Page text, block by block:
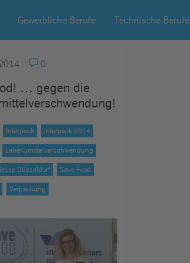
Gewerbliche Berufe Technische Berufe
0
… gegen die
Interpack Interpack 2014
Lebensmittelverschwendung
Düsseldorf Save Food
Verpackung